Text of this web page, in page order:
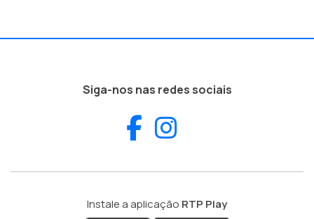
Siga-nos nas redes sociais
Facebook
Instale a aplicação RTP Play